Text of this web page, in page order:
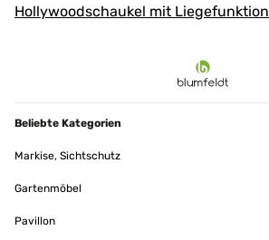
Hollywoodschaukel mit Liegefunktion
Beliebte Kategorien
Markise, Sichtschutz
Gartenmöbel
Pavillon